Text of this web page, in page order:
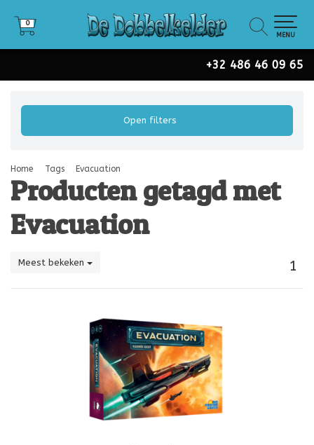
+32 486 46 09 65
0
0
MENU
Open filters
Home Tags Evacuation
Producten getagd met
Evacuation
Meest bekeken 1